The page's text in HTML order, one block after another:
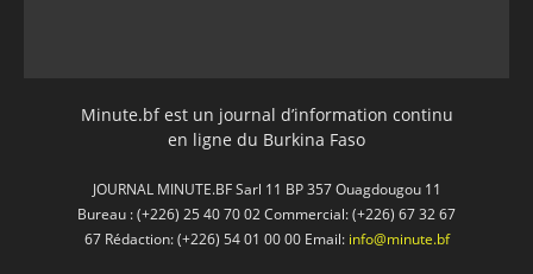
Minute.bf est un journal d’information continu
en ligne du Burkina Faso
JOURNAL MINUTE.BF Sarl 11 BP 357 Ouagdougou 11
Bureau : (+226) 25 40 70 02 Commercial: (+226) 67 32 67
67 Rédaction: (+226) 54 01 00 00 Email: info@minute.bf